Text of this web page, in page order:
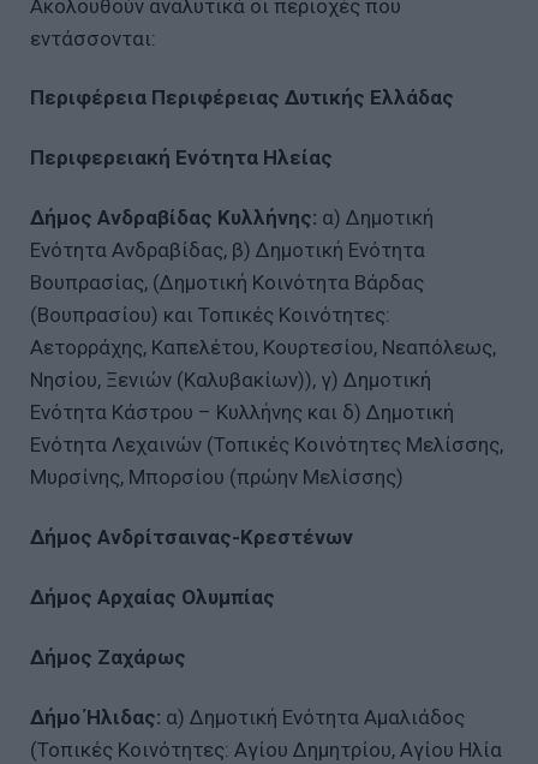
Ακολουθούν αναλυτικά οι περιοχές που
εντάσσονται:
Περιφέρεια Περιφέρειας Δυτικής Ελλάδας
Περιφερειακή Ενότητα Ηλείας
Δήμος Ανδραβίδας Κυλλήνης: α) Δημοτική
Ενότητα Ανδραβίδας, β) Δημοτική Ενότητα
Βουπρασίας, (Δημοτική Κοινότητα Βάρδας
(Βουπρασίου) και Τοπικές Κοινότητες:
Αετορράχης, Καπελέτου, Κουρτεσίου, Νεαπόλεως,
Νησίου, Ξενιών (Καλυβακίων)), γ) Δημοτική
Ενότητα Κάστρου – Κυλλήνης και δ) Δημοτική
Ενότητα Λεχαινών (Τοπικές Κοινότητες Μελίσσης,
Μυρσίνης, Μπορσίου (πρώην Μελίσσης)
Δήμος Ανδρίτσαινας-Κρεστένων
Δήμος Αρχαίας Ολυμπίας
Δήμος Ζαχάρως
Δήμο Ήλιδας: α) Δημοτική Ενότητα Αμαλιάδος
(Τοπικές Κοινότητες: Αγίου Δημητρίου, Αγίου Ηλία